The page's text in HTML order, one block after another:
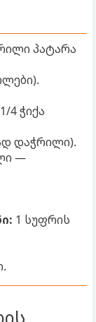
პატარა
1/4 ჭიქა
დაჭრილი).
—
1 სუფრის